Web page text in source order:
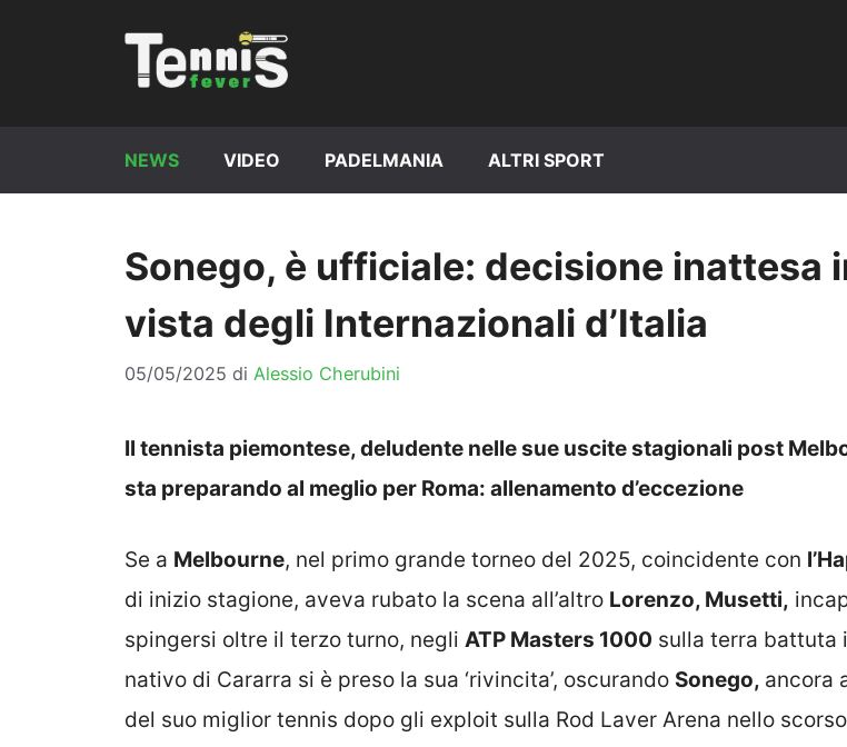
NEWS VIDEO PADELMANIA ALTRI SPORT
Sonego, è ufficiale: decisione inattesa
vista degli Internazionali d’Italia
05/05/2025 di Alessio Cherubini
Il tennista piemontese, deludente nelle sue uscite stagionali post
sta preparando al meglio per Roma: allenamento d’eccezione
Se a Melbourne, nel primo grande torneo del 2025, coincidente con
di inizio stagione, aveva rubato la scena all’altro Lorenzo, Musetti,
spingersi oltre il terzo turno, negli ATP Masters 1000 sulla terra battuta
nativo di Cararra si è preso la sua ‘rivincita’, oscurando Sonego, ancora
del suo miglior tennis dopo gli exploit sulla Rod Laver Arena nello